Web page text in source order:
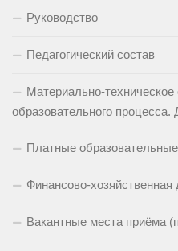
Руководство
Педагогический состав
Материально-
образовательного процесса.
Платные
Финансово-хозяйственная
Вакантные места приёма